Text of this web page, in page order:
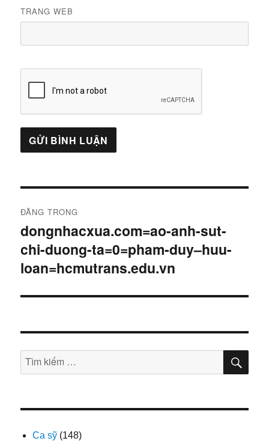
TRANG WEB
hướng
bài
viết
ĐĂNG TRONG
dongnhacxua.com=ao-anh-sut-
chi-duong-ta=0=pham-duy–huu-
loan=hcmutrans.edu.vn
Tìm
kiếm:
TÌM
Ca sỹ (148)